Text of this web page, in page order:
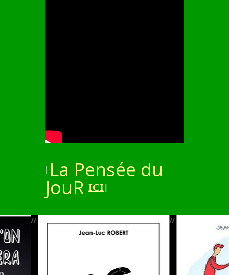
[ La Pensée du
JouR ICI]
//